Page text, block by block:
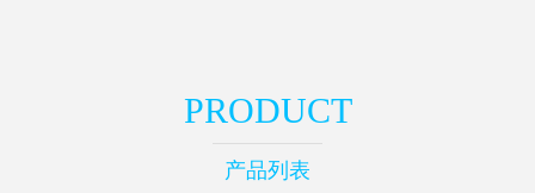
PRODUCT
产品列表